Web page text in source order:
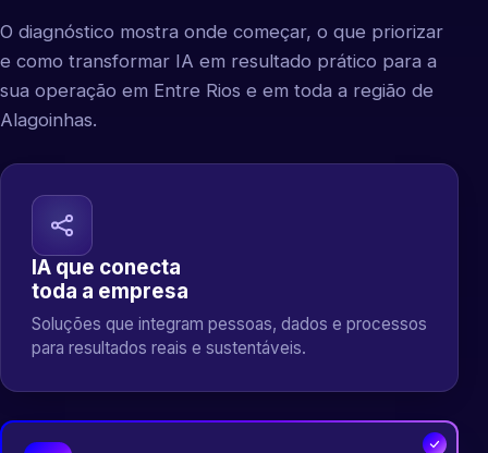
O diagnóstico mostra onde começar, o que priorizar
e como transformar IA em resultado prático para a
sua operação em Entre Rios e em toda a região de
Alagoinhas.
IA que conecta
toda a empresa
Soluções que integram pessoas, dados e processos
para resultados reais e sustentáveis.